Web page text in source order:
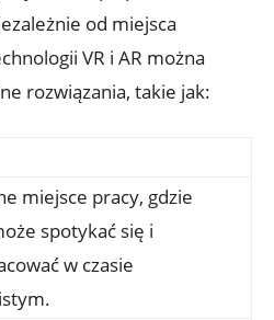
od miejsca
VR i AR można
rozwiązania, takie jak:
miejsce pracy, gdzie
spotykać się i
w czasie